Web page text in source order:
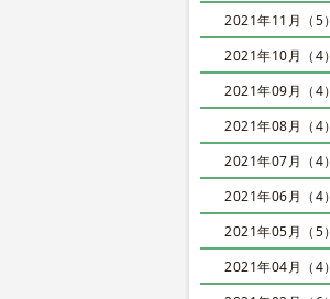
2021年11月（5）
2021年10月（4）
2021年09月（4）
2021年08月（4）
2021年07月（4）
2021年06月（4）
2021年05月（5）
2021年04月（4）